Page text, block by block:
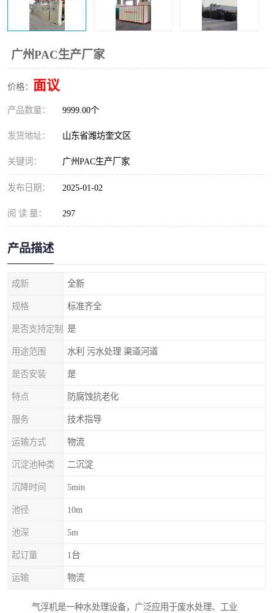
广州PAC生产厂家
价格： 面议
产品数量： 9999.00个
发货地址： 山东省潍坊奎文区
关键词： 广州PAC生产厂家
发布日期： 2025-01-02
阅 读 量： 297
产品描述
成新 全新
规格 标准齐全
是否支持定制 是
用途范围 水利 污水处理 渠道河道
是否安装 是
特点 防腐蚀抗老化
服务 技术指导
运输方式 物流
沉淀池种类 二沉淀
沉降时间 5min
池径 10m
池深 5m
起订量 1台
运输 物流
气浮机是一种水处理设备，广泛应用于废水处理、工业